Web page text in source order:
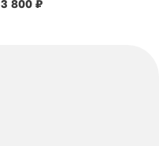
3 800 ₽